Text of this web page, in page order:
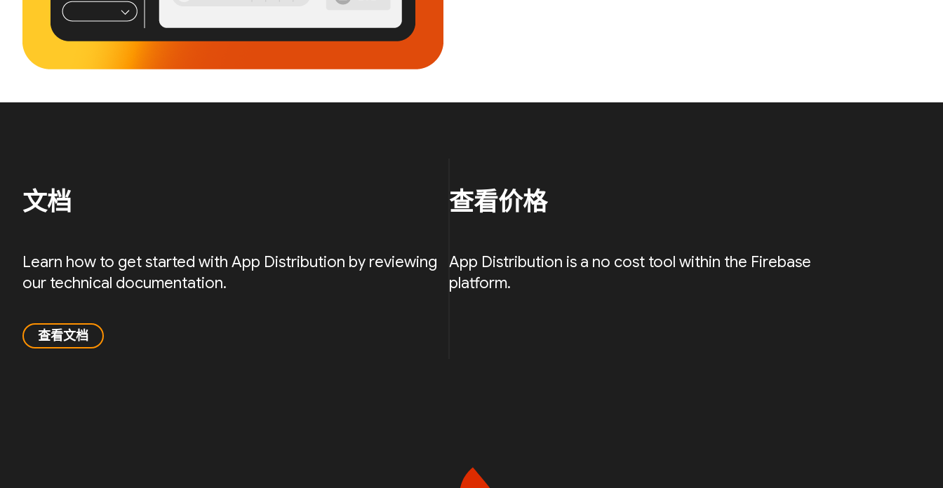
文档
Learn how to get started with App Distribution by reviewing
our technical documentation.
查看文档
查看价格
App Distribution is a no cost tool within the Firebase
platform.